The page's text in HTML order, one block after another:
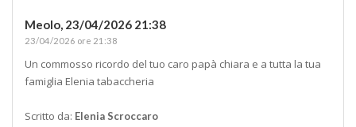
Meolo, 23/04/2026 21:38
23/04/2026 ore 21:38
Un commosso ricordo del tuo caro papà chiara e a tutta la tua
famiglia Elenia tabaccheria
Scritto da: Elenia Scroccaro